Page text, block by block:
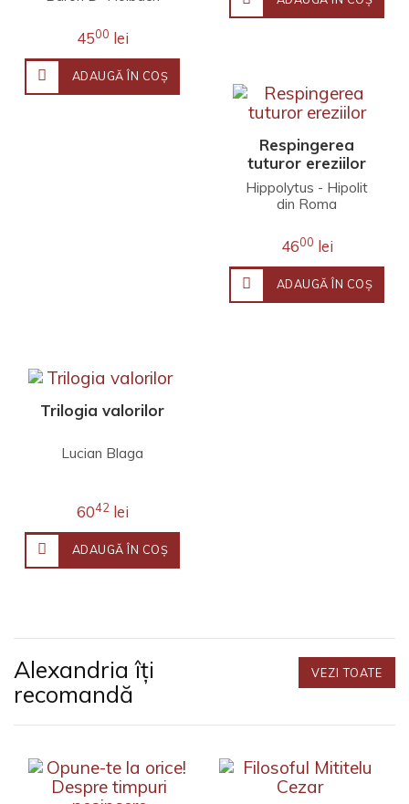
fericirii oamenilor
4500 lei
ADAUGĂ ÎN COŞ
Respingerea
tuturor ereziilor
Hippolytus - Hipolit
din Roma
4600 lei
ADAUGĂ ÎN COŞ
Trilogia valorilor
Lucian Blaga
6042lei
ADAUGĂ ÎN COŞ
Alexandria îți
recomandă
VEZI TOATE